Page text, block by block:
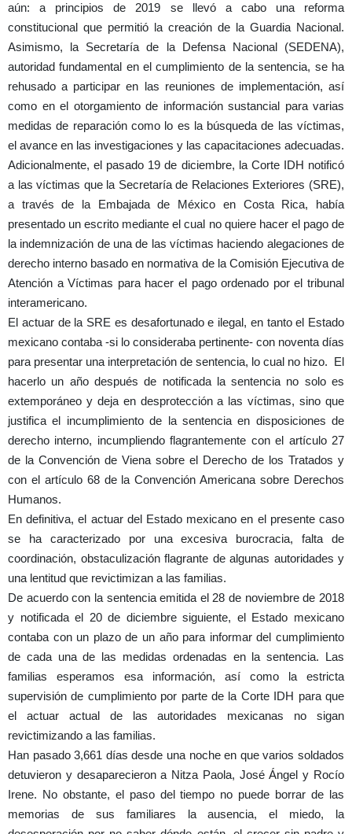
aún: a principios de 2019 se llevó a cabo una reforma
constitucional que permitió la creación de la Guardia Nacional.
Asimismo, la Secretaría de la Defensa Nacional (SEDENA),
autoridad fundamental en el cumplimiento de la sentencia, se ha
rehusado a participar en las reuniones de implementación, así
como en el otorgamiento de información sustancial para varias
medidas de reparación como lo es la búsqueda de las víctimas,
el avance en las investigaciones y las capacitaciones adecuadas.
Adicionalmente, el pasado 19 de diciembre, la Corte IDH notificó
a las víctimas que la Secretaría de Relaciones Exteriores (SRE),
a través de la Embajada de México en Costa Rica, había
presentado un escrito mediante el cual no quiere hacer el pago de
la indemnización de una de las víctimas haciendo alegaciones de
derecho interno basado en normativa de la Comisión Ejecutiva de
Atención a Víctimas para hacer el pago ordenado por el tribunal
interamericano.
El actuar de la SRE es desafortunado e ilegal, en tanto el Estado
mexicano contaba -si lo consideraba pertinente- con noventa días
para presentar una interpretación de sentencia, lo cual no hizo. El
hacerlo un año después de notificada la sentencia no solo es
extemporáneo y deja en desprotección a las víctimas, sino que
justifica el incumplimiento de la sentencia en disposiciones de
derecho interno, incumpliendo flagrantemente con el artículo 27
de la Convención de Viena sobre el Derecho de los Tratados y
con el artículo 68 de la Convención Americana sobre Derechos
Humanos.
En definitiva, el actuar del Estado mexicano en el presente caso
se ha caracterizado por una excesiva burocracia, falta de
coordinación, obstaculización flagrante de algunas autoridades y
una lentitud que revictimizan a las familias.
De acuerdo con la sentencia emitida el 28 de noviembre de 2018
y notificada el 20 de diciembre siguiente, el Estado mexicano
contaba con un plazo de un año para informar del cumplimiento
de cada una de las medidas ordenadas en la sentencia. Las
familias esperamos esa información, así como la estricta
supervisión de cumplimiento por parte de la Corte IDH para que
el actuar actual de las autoridades mexicanas no sigan
revictimizando a las familias.
Han pasado 3,661 días desde una noche en que varios soldados
detuvieron y desaparecieron a Nitza Paola, José Ángel y Rocío
Irene. No obstante, el paso del tiempo no puede borrar de las
memorias de sus familiares la ausencia, el miedo, la